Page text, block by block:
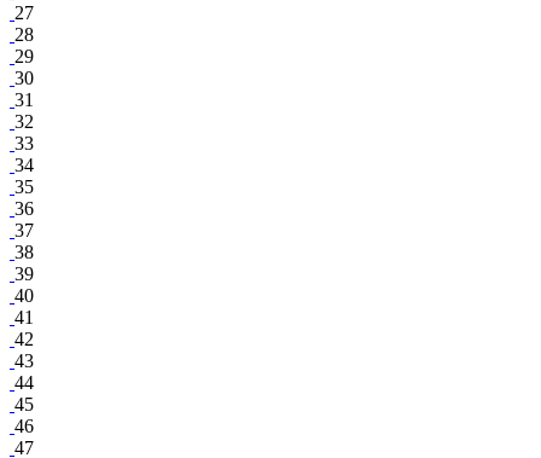
27
28
29
30
31
32
33
34
35
36
37
38
39
40
41
42
43
44
45
46
47